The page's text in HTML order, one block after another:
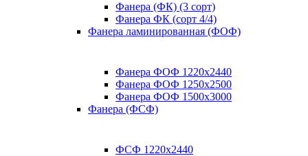
Фанера (ФК) (3 сорт)
Фанера ФК (сорт 4/4)
Фанера ламинированная (ФОФ)
Фанера ФОФ 1220x2440
Фанера ФОФ 1250x2500
Фанера ФОФ 1500x3000
Фанера (ФСФ)
ФСФ 1220х2440